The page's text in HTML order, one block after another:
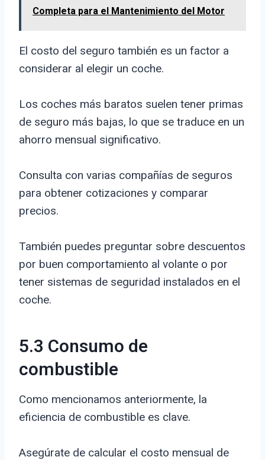
Completa para el Mantenimiento del Motor
El costo del seguro también es un factor a
considerar al elegir un coche.
Los coches más baratos suelen tener primas
de seguro más bajas, lo que se traduce en un
ahorro mensual significativo.
Consulta con varias compañías de seguros
para obtener cotizaciones y comparar
precios.
También puedes preguntar sobre descuentos
por buen comportamiento al volante o por
tener sistemas de seguridad instalados en el
coche.
5.3 Consumo de
combustible
Como mencionamos anteriormente, la
eficiencia de combustible es clave.
Asegúrate de calcular el costo mensual de